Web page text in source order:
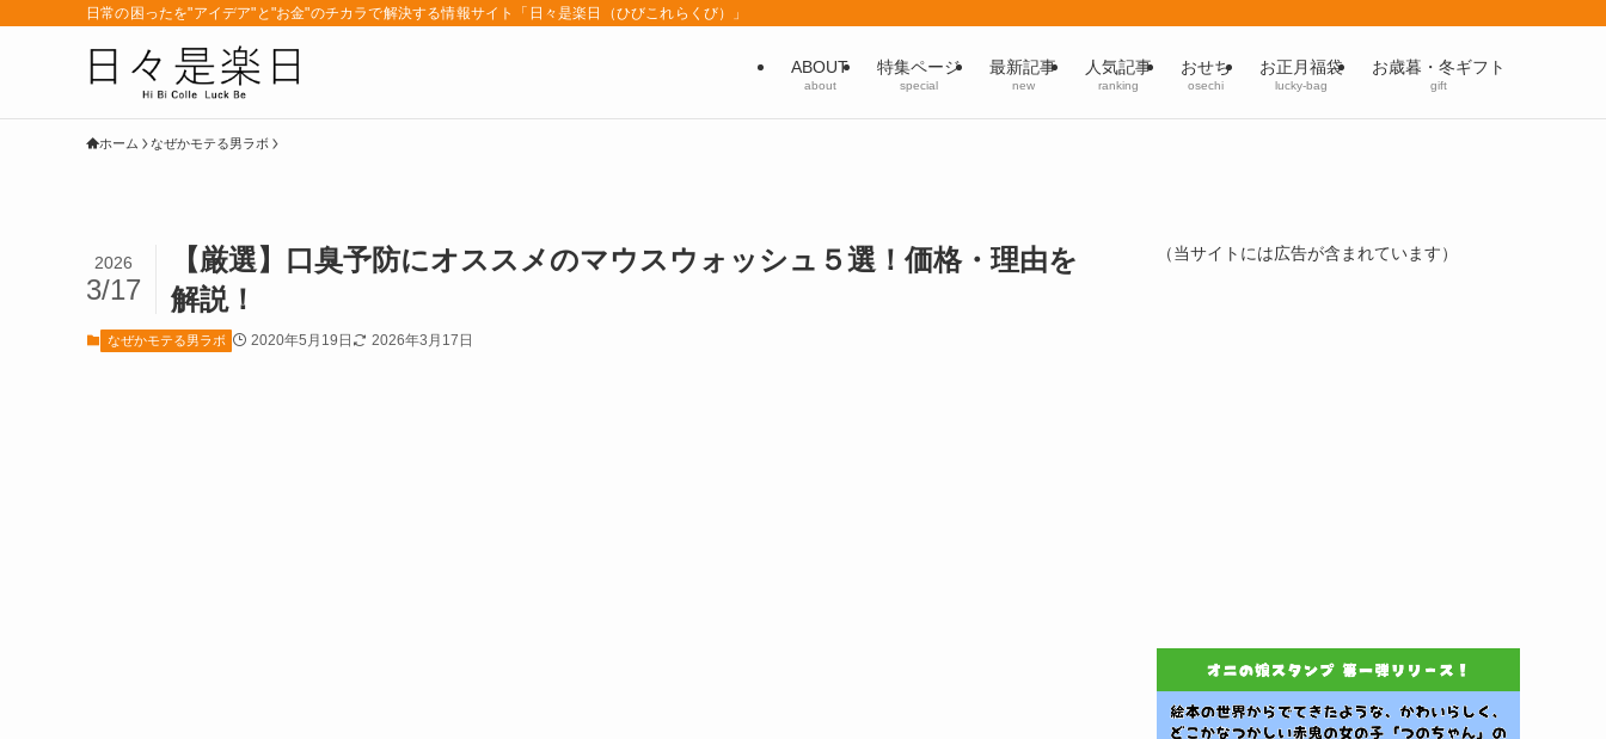
日常の困ったを"アイデア"と"お金"のチカラで解決する情報サイト「日々是楽日（ひびこれらくび）」
ABOUT
about
特集ページ
special
最新記事
new
人気記事
ranking
おせち
osechi
お正月福袋
lucky-bag
お歳暮・冬ギフト
gift
ホーム なぜかモテる男ラボ
【厳選】口臭予防にオススメのマウスウォッシュ５選！価格・理由を
解説！
2026
3/17
なぜかモテる男ラボ 2020年5月19日 2026年3月17日
（当サイトには広告が含まれています）